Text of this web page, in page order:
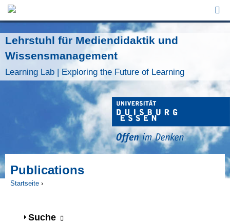
Jump to Navigation
Lehrstuhl für Mediendidaktik und
Wissensmanagement
Learning Lab | Exploring the Future of Learning
Publications
Startseite ›
Anzeigen
Suche